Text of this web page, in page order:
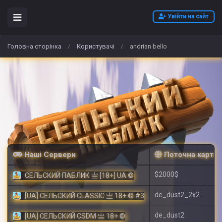
Увійти на сайт
Головна сторінка / Користувачі / andrian bello
Наші Сервери Поточна карта
СЕЛЬСКИЙ ПАБЛИК 亗 [18+] UA © $2000$
[UA] СЕЛЬСКИЙ CLASSIC 亗 18+ © #3 de_dust2_2x2
[UA] СЕЛЬСКИЙ CSDM 亗 18+ © de_dust2